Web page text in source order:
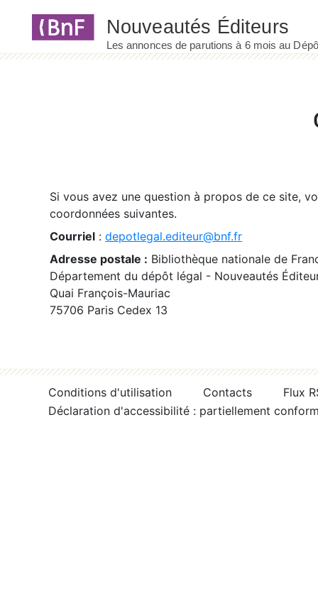
Si vous avez une question à propos de ce site,
coordonnées suivantes.
Courriel : depotlegal.editeur@bnf.fr
Adresse postale : Bibliothèque nationale de
Département du dépôt légal - Nouveautés
Quai François-Mauriac
75706 Paris Cedex 13
Conditions d'utilisation Contacts
Flux
Déclaration d'accessibilité : partiellement